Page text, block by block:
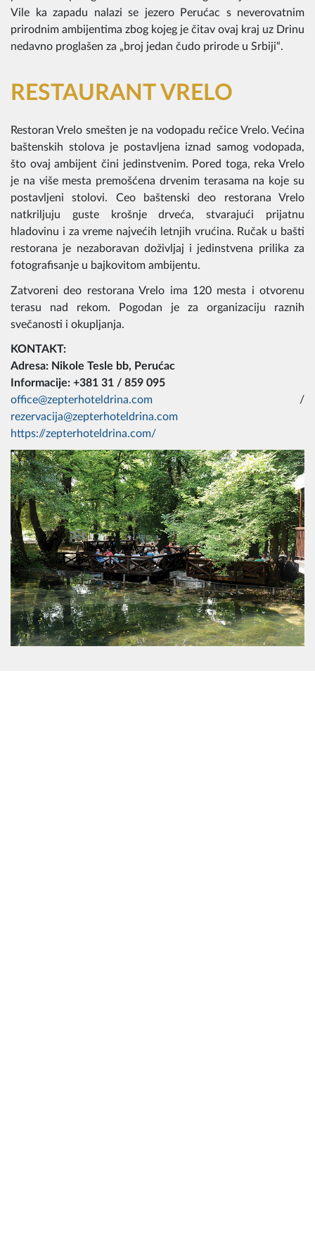
Vile ka zapadu nalazi se jezero Perućac s neverovatnim
prirodnim ambijentima zbog kojeg je čitav ovaj kraj uz Drinu
nedavno proglašen za „broj jedan čudo prirode u Srbiji“.
RESTAURANT VRELO
Restoran Vrelo smešten je na vodopadu rečice Vrelo. Većina
baštenskih stolova je postavljena iznad samog vodopada,
što ovaj ambijent čini jedinstvenim. Pored toga, reka Vrelo
je na više mesta premošćena drvenim terasama na koje su
postavljeni stolovi. Ceo baštenski deo restorana Vrelo
natkriljuju guste krošnje drveća, stvarajući prijatnu
hladovinu i za vreme najvećih letnjih vrućina. Ručak u bašti
restorana je nezaboravan doživljaj i jedinstvena prilika za
fotografisanje u bajkovitom ambijentu.
Zatvoreni deo restorana Vrelo ima 120 mesta i otvorenu
terasu nad rekom. Pogodan je za organizaciju raznih
svečanosti i okupljanja.
KONTAKT:
Adresa: Nikole Tesle bb, Perućac
Informacije: +381 31 / 859 095
office@zepterhoteldrina.com /
rezervacija@zepterhoteldrina.com
https://zepterhoteldrina.com/